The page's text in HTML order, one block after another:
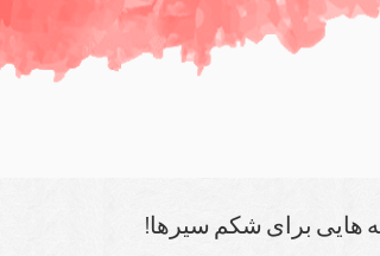
هایی برای شكم سیرها!